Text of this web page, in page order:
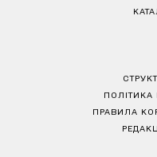
ПОЛІТИКА
ПРАВИЛА